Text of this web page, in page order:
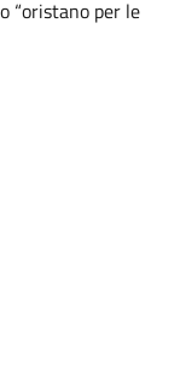
“oristano per le